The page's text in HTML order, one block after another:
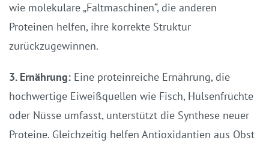
wie molekulare „Faltmaschinen“, die anderen
Proteinen helfen, ihre korrekte Struktur
zurückzugewinnen.
3. Ernährung: Eine proteinreiche Ernährung, die
hochwertige Eiweißquellen wie Fisch, Hülsenfrüchte
oder Nüsse umfasst, unterstützt die Synthese neuer
Proteine. Gleichzeitig helfen Antioxidantien aus Obst